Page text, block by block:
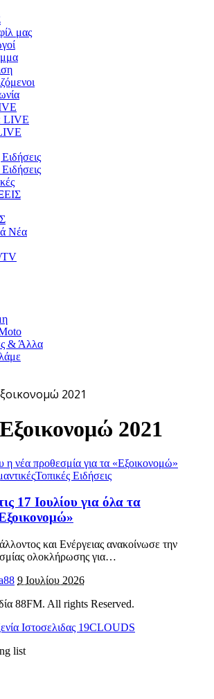
μας
LIVE
Νέα
TV
& Άλλα
2021
Εξοικονομώ 2021
Τοπικές Ειδήσεις
17 Ιουλίου για όλα τα
και Ενέργειας ανακοίνωσε την
ολοκλήρωσης για…
9 Ιουλίου 2026
88FM. All rights Reserved.
Ιστοσελιδας 19CLOUDS
list